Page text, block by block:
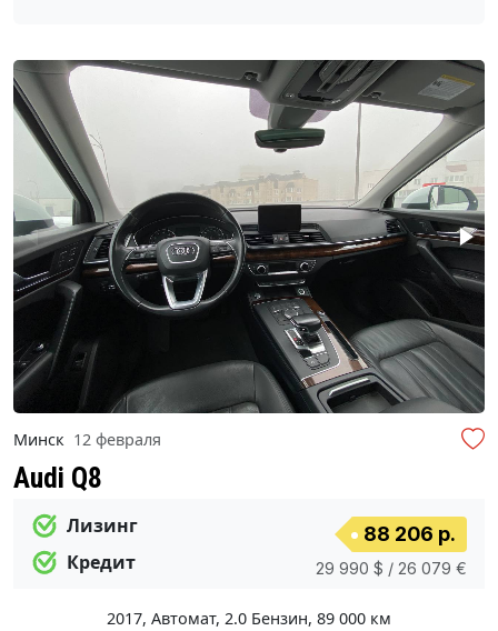
Минск 12 февраля
Audi Q8
Лизинг
Кредит
88 206 р.
29 990 $ / 26 079 €
2017, Автомат, 2.0 Бензин, 89 000 км